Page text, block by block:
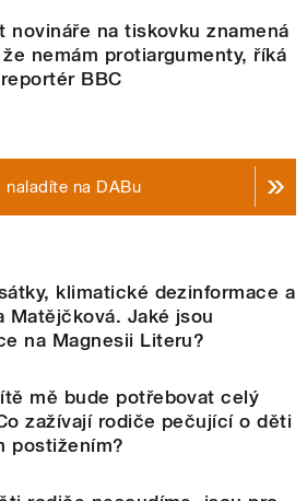
novináře na tiskovku znamená
nemám protiargumenty, říká
BBC
naladíte na DABu
klimatické dezinformace a
Matějčková. Jaké jsou
na Magnesii Literu?
mě bude potřebovat celý
zažívají rodiče pečující o děti
postižením?